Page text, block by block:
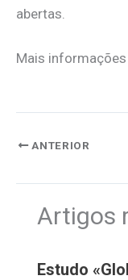
abertas.
Mais informações
ANTERIOR
Artigos
Estudo